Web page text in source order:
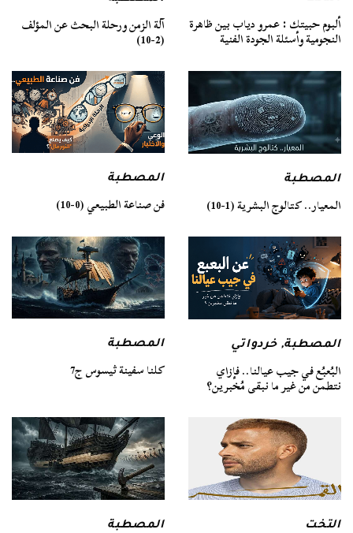
ألبوم حبيتك : عمرو دياب بين ظاهرة
النجومية وأسئلة الجودة الفنية
آلة الزمن ورحلة البحث عن المؤلف
(2-10)
المصطبة
المعيار.. كتالوج البشرية (1-10)
المصطبة
فن صناعة الطبيعي (0-10)
المصطبة,خردواتي
البُعبُع في جيب عيالنا.. فإزاي
نتطمن من غير ما نبقى مُخبرين؟
المصطبة
كلنا سفينة ثيسوس ج7
التخت المصطبة